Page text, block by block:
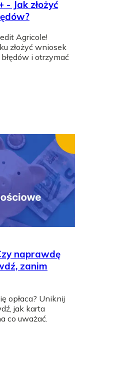
Jak złożyć
Agricole!
złożyć wniosek
i otrzymać
naprawdę
zanim
opłaca? Uniknij
jak karta
co uważać.